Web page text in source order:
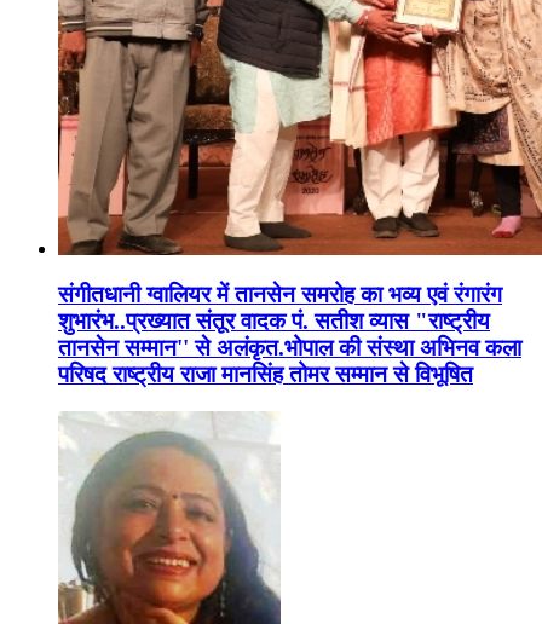
संगीतधानी ग्वालियर में तानसेन समरोह का भव्य एवं रंगारंग
शुभारंभ..प्रख्यात संतूर वादक पं. सतीश व्यास "राष्ट्रीय
तानसेन सम्मान'' से अलंकृत.भोपाल की संस्था अभिनव कला
परिषद राष्ट्रीय राजा मानसिंह तोमर सम्मान से विभूषित